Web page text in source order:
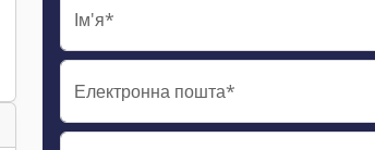
Ім'я*
Електронна пошта*